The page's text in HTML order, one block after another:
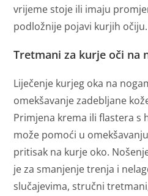
vrijeme stoje ili imaju
podložnije pojavi kurjih očiju.
Tretmani za kurje oči na
Liječenje kurjeg oka na
omekšavanje zadebljane
Primjena krema ili flastera s
može pomoći u
pritisak na kurje oko.
je za smanjenje trenja i
slučajevima, stručni